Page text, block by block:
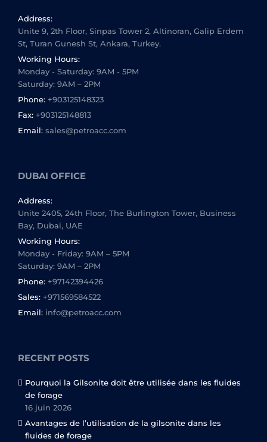
Address:
Unite 9, 2th Floor, Sinpas Tower 2, Altinoran, Galip Erdem
St, Turan Gunesh St, Ankara, Turkey.
Working Hours:
Monday - Saturday: 9AM - 5PM
Saturday: 9AM – 2PM
Phone: +903125148323
Fax: +903125148813
Email: sales@petroacc.com
DUBAI OFFICE
Address:
Unite 2405, 24th Floor, The Burlington Tower, Business
Bay, Dubai, UAE
Working Hours:
Monday - Friday: 9AM – 5PM
Saturday: 9AM – 2PM
Phone: +97142394426
Sales: +971569584522
Email: info@petroacc.com
RECENT POSTS
Pourquoi la Gilsonite doit être utilisée dans les fluides
de forage
16 juin 2026
Avantages de l’utilisation de la gilsonite dans les
fluides de forage